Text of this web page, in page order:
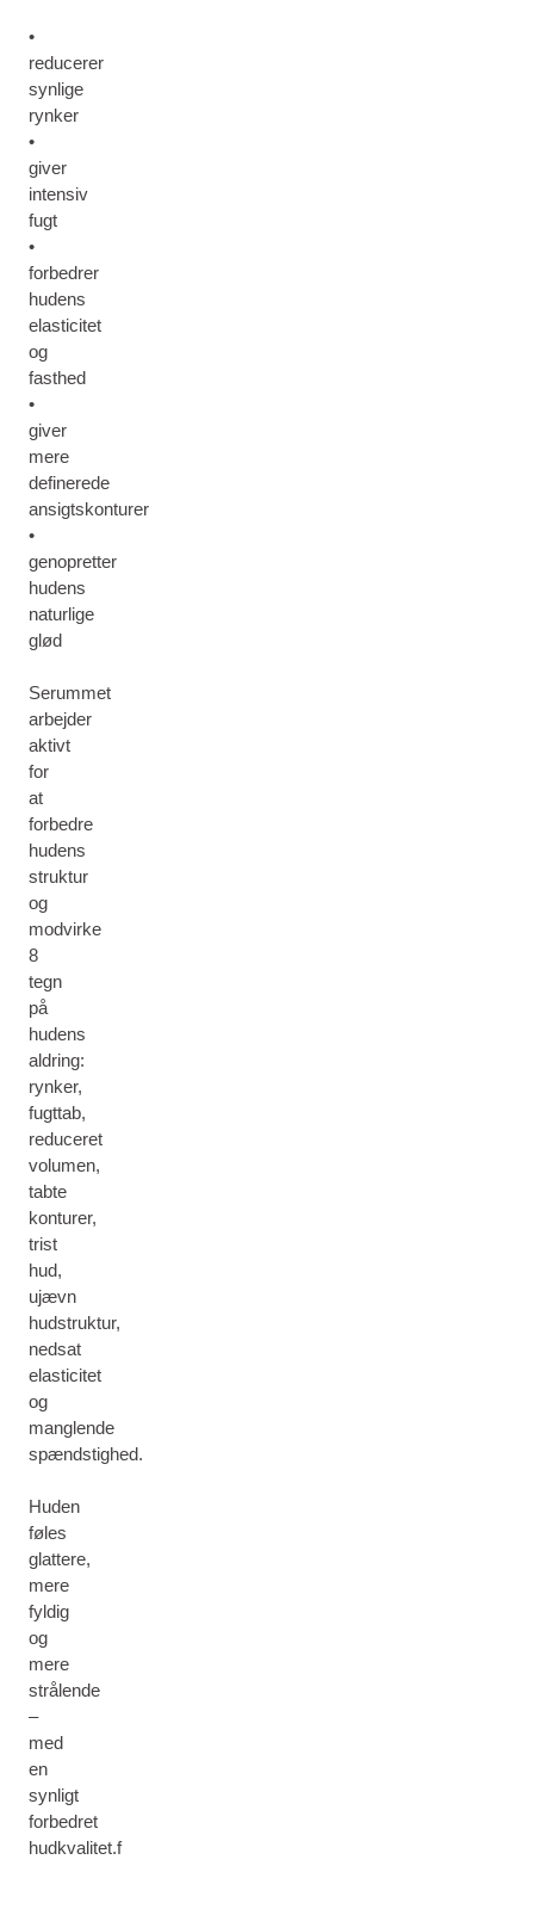
•
reducerer
synlige
rynker
•
giver
intensiv
fugt
•
forbedrer
hudens
elasticitet
og
fasthed
•
giver
mere
definerede
ansigtskonturer
•
genopretter
hudens
naturlige
glød
Serummet
arbejder
aktivt
for
at
forbedre
hudens
struktur
og
modvirke
8
tegn
på
hudens
aldring:
rynker,
fugttab,
reduceret
volumen,
tabte
konturer,
trist
hud,
ujævn
hudstruktur,
nedsat
elasticitet
og
manglende
spændstighed.
Huden
føles
glattere,
mere
fyldig
og
mere
strålende
–
med
en
synligt
forbedret
hudkvalitet.f